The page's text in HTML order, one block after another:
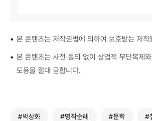
• 본 콘텐츠는 저작권법에 의하여 보호받는 저작
• 본 콘텐츠는 사전 동의 없이 상업적 무단복제
도용을 절대 금합니다.
#박상화 #명작순례 #문학 #